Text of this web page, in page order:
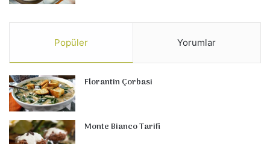
Popüler Yorumlar
Florantin Çorbasi
Monte Bianco Tarifi